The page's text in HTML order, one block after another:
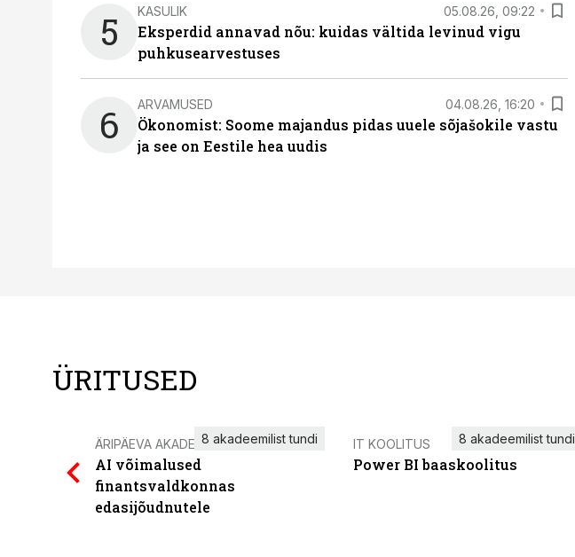
5 KASULIK 05.08.26, 09:22
Eksperdid annavad nõu: kuidas vältida levinud vigu
puhkusearvestuses
6 ARVAMUSED 04.08.26, 16:20
Ökonomist: Soome majandus pidas uuele sõjašokile vastu
ja see on Eestile hea uudis
ÜRITUSED
ÄRIPÄEVA AKADEEMIA
AI võimalused
finantsvaldkonnas
edasijõudnutele
8 akadeemilist tundi IT KOOLITUS
Power BI baaskoolitus
8 akadeemilist tundi